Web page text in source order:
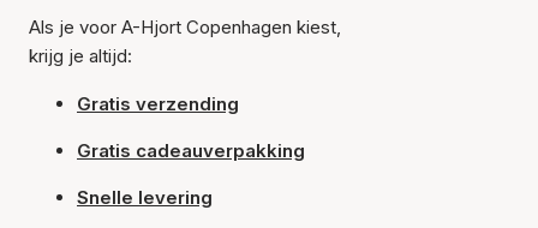
Als je voor A-Hjort Copenhagen kiest,
krijg je altijd:
Gratis verzending
Gratis cadeauverpakking
Snelle levering